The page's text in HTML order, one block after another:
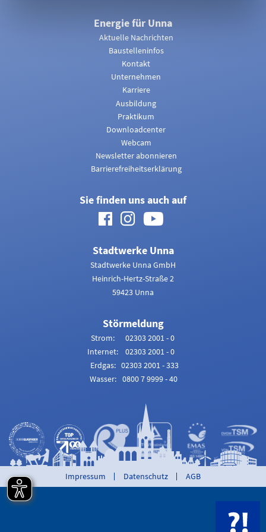
Energie für Unna
Aktuelle Nachrichten
Baustelleninfos
Kontakt
Unternehmen
Karriere
Ausbildung
Praktikum
Downloadcenter
Webcam
Newsletter abonnieren
Barrierefreiheitserklärung
Sie finden uns auch auf
FacebookInstagram
Stadtwerke Unna
Stadtwerke Unna GmbH
Heinrich-Hertz-Straße 2
59423 Unna
Störmeldung
Strom:
02303 2001 - 0
Internet:
02303 2001 - 0
Erdgas: 02303 2001 - 333
Wasser: 0800 7 9999 - 40
Overlay Impressum Datenschutz AGB